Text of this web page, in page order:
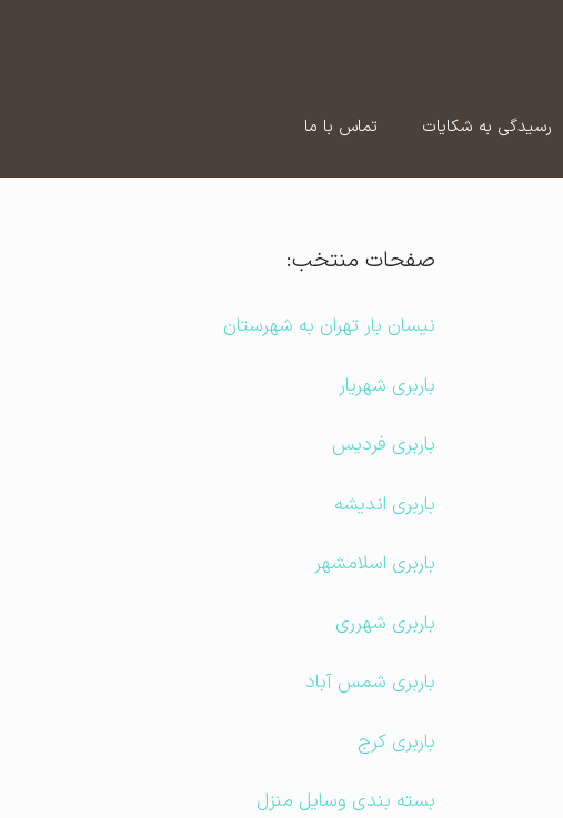
رسیدگی به شکایات تماس با ما
صفحات منتخب:
نیسان بار تهران به شهرستان
باربری شهریار
باربری فردیس
باربری اندیشه
باربری اسلامشهر
باربری شهرری
باربری شمس آباد
باربری کرج
بسته بندی وسایل منزل